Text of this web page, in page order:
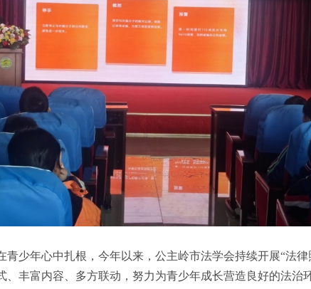
青少年心中扎根，今年以来，公主岭市法学会持续开展“法
、丰富内容、多方联动，努力为青少年成长营造良好的法治